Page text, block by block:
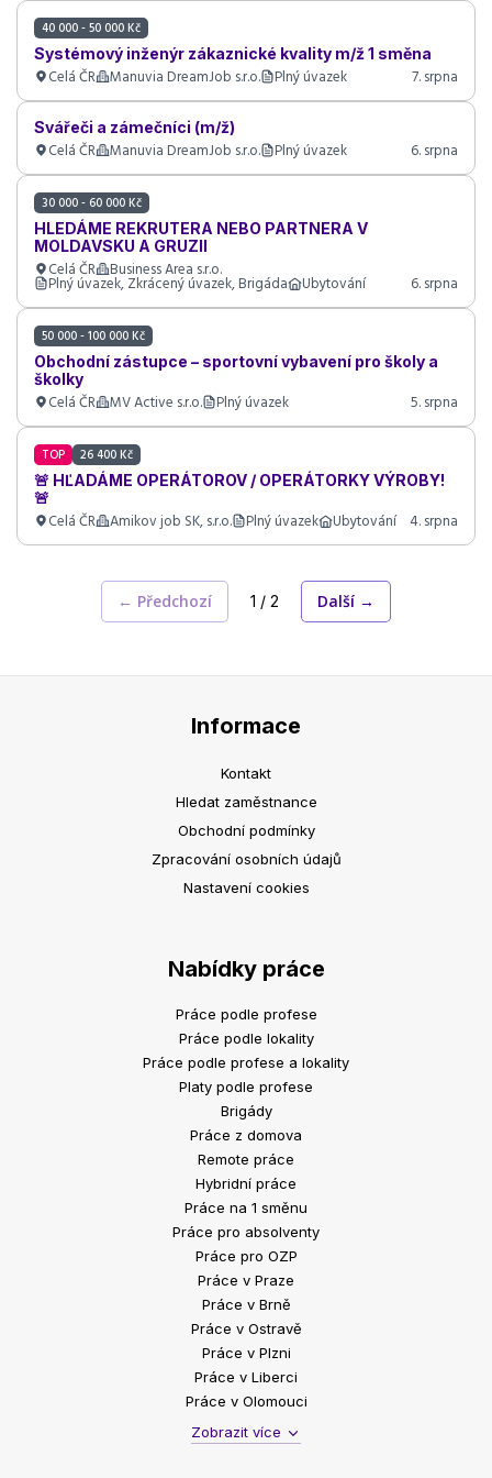
40 000 - 50 000 Kč
Systémový inženýr zákaznické kvality m/ž 1 směna
Celá ČR Manuvia DreamJob s.r.o. Plný úvazek 7. srpna
Svářeči a zámečníci (m/ž)
Celá ČR Manuvia DreamJob s.r.o. Plný úvazek 6. srpna
30 000 - 60 000 Kč
HLEDÁME REKRUTERA NEBO PARTNERA V
MOLDAVSKU A GRUZII
Celá ČR Business Area s.r.o.
Plný úvazek, Zkrácený úvazek, Brigáda Ubytování 6. srpna
50 000 - 100 000 Kč
Obchodní zástupce – sportovní vybavení pro školy a
školky
Celá ČR MV Active s.r.o. Plný úvazek 5. srpna
TOP 26 400 Kč
🚨 HĽADÁME OPERÁTOROV / OPERÁTORKY VÝROBY!
🚨
Celá ČR Amikov job SK, s.r.o. Plný úvazek Ubytování 4. srpna
← Předchozí 1 / 2 Další →
Informace
Kontakt
Hledat zaměstnance
Obchodní podmínky
Zpracování osobních údajů
Nastavení cookies
Nabídky práce
Práce podle profese
Práce podle lokality
Práce podle profese a lokality
Platy podle profese
Brigády
Práce z domova
Remote práce
Hybridní práce
Práce na 1 směnu
Práce pro absolventy
Práce pro OZP
Práce v Praze
Práce v Brně
Práce v Ostravě
Práce v Plzni
Práce v Liberci
Práce v Olomouci
Zobrazit více